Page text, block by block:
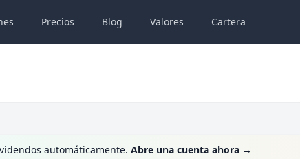
Precios Blog Valores Cartera
automáticamente. Abre una cuenta ahora →